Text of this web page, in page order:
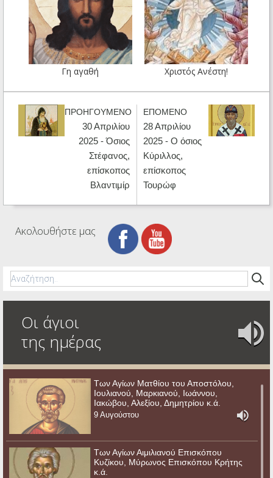
Γη αγαθή Χριστός Ανέστη!
ΠΡΟΗΓΟΥΜΕΝΟ
30 Απριλίου
2025 - Όσιος
Στέφανος,
επίσκοπος
Βλαντιμίρ
ΕΠΟΜΕΝΟ
28 Απριλίου
2025 - Ο όσιος
Κύριλλος,
επίσκοπος
Τουρώφ
Ακολουθήστε μας
Οι άγιοι
της ημέρας
Των Αγίων Ματθίου του Αποστόλου,
Ιουλιανού, Μαρκιανού, Ιωάννου,
Ιακώβου, Αλεξίου, Δημητρίου κ.ά.
9 Αυγούστου
Των Αγίων Αιμιλιανού Επισκόπου
Κυζίκου, Μύρωνος Επισκόπου Κρήτης
κ.ά.